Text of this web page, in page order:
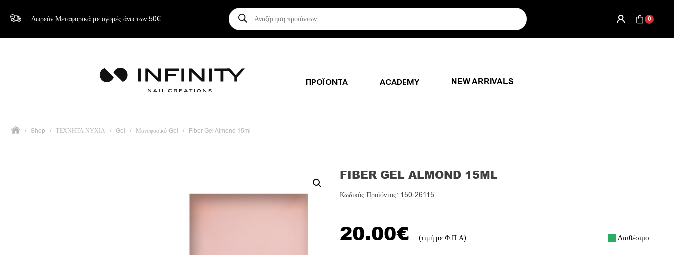
Δωρεάν Μεταφορικά με αγορές άνω των 50€
Αναζήτηση
προϊόντων 0
ΠΡΟΪΟΝΤΑ ACADEMY NEW ARRIVALS
/ Shop / ΤΕΧΝΗΤΑ ΝΥΧΙΑ / Gel / Μονοφασικό Gel / Fiber Gel Almond 15ml
FIBER GEL ALMOND 15ML
Κωδικός Προϊόντος: 150-26115
20.00€ (τιμή με Φ.Π.Α) Διαθέσιμο